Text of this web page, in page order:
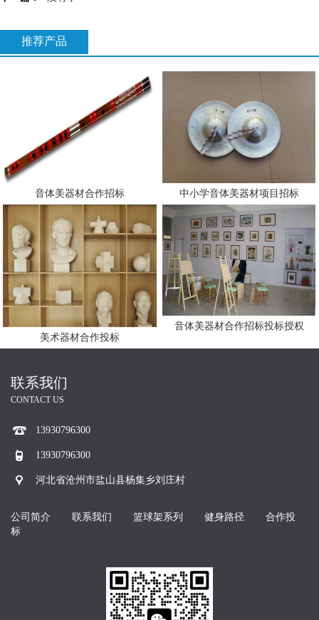
推荐产品
音体美器材合作招标 中小学音体美器材项目招标
美术器材合作投标
音体美器材合作招标投标授权
联系我们
CONTACT US
13930796300
13930796300
河北省沧州市盐山县杨集乡刘庄村
公司简介 联系我们 篮球架系列 健身路径
合作投
标